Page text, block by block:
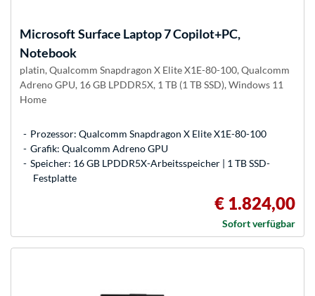
MicrosoftSurface Laptop 7 Copilot+PC,
Notebook
platin, Qualcomm Snapdragon X Elite X1E-80-100, Qualcomm
Adreno GPU, 16 GB LPDDR5X, 1 TB (1 TB SSD), Windows 11
Home
Prozessor: Qualcomm Snapdragon X Elite X1E-80-100
Grafik: Qualcomm Adreno GPU
Speicher: 16 GB LPDDR5X-Arbeitsspeicher | 1 TB SSD-
Festplatte
€ 1.824,00
Sofort verfügbar